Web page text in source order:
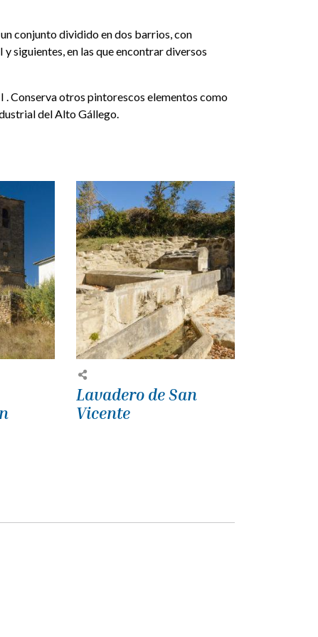
conjunto dividido en dos barrios, con
siguientes, en las que encontrar diversos
Conserva otros pintorescos elementos como
del Alto Gállego.
Lavadero de San
Vicente